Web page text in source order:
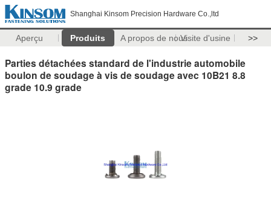
Shanghai Kinsom Precision Hardware Co.,ltd
Aperçu Produits A propos de nousVisite d'usine >>
Parties détachées standard de l'industrie automobile
boulon de soudage à vis de soudage avec 10B21 8.8
grade 10.9 grade